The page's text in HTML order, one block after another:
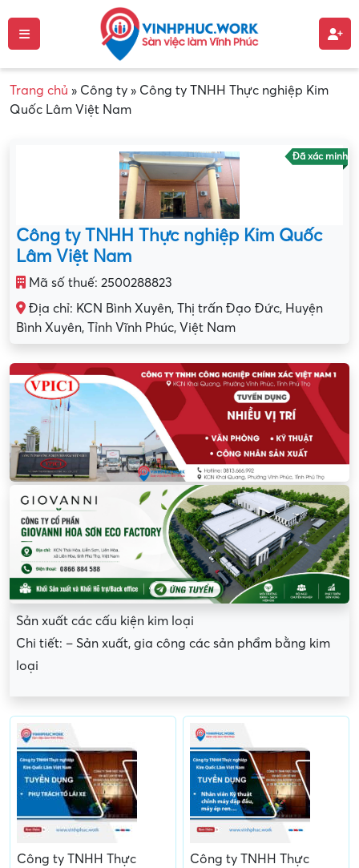
Trang chủ » Công ty » Công ty TNHH Thực nghiệp Kim
Quốc Lâm Việt Nam
Đã xác minh
Công ty TNHH Thực nghiệp Kim Quốc
Lâm Việt Nam
Mã số thuế: 2500288823
Địa chỉ: KCN Bình Xuyên, Thị trấn Đạo Đức, Huyện
Bình Xuyên, Tỉnh Vĩnh Phúc, Việt Nam
Sản xuất các cấu kiện kim loại
Chi tiết: – Sản xuất, gia công các sản phẩm bằng kim
loại
Công ty TNHH Thực
Công ty TNHH Thực